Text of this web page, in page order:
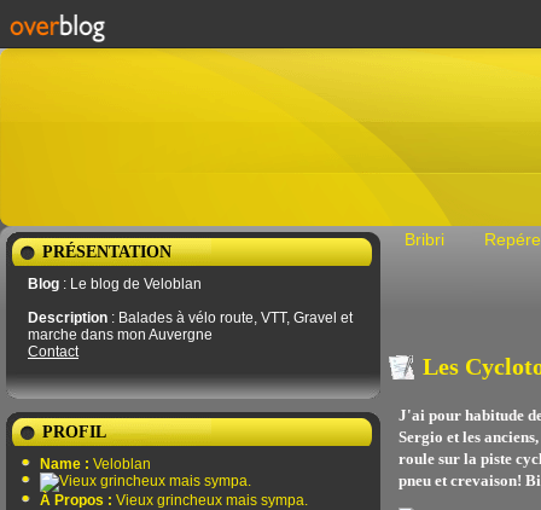
PRÉSENTATION
Blog : Le blog de Veloblan
Description : Balades à vélo route, VTT, Gravel et
marche dans mon Auvergne
Contact
PROFIL
Name : Veloblan
À Propos : Vieux grincheux mais sympa.
Bribri
Les
J'ai pour habitude
Sergio et les
roule sur la piste
pneu et crevaison!